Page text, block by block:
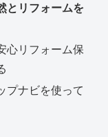
とリフォームを
心リフォーム保
プナビを使って